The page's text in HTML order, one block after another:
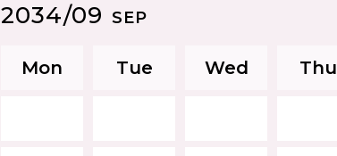
2034/09 SEP
Mon Tue Wed Thu